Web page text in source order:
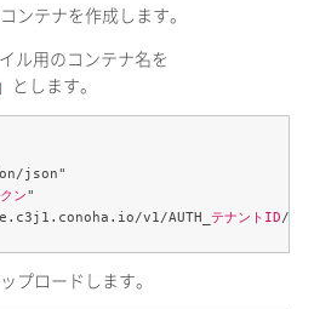
ンテナを作成します。
ル用のコンテナ名を
」とします。
json"
ン"
v1/AUTH_ テナントID/
プロードします。